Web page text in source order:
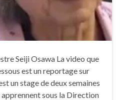
Seiji Osawa La video que
est un reportage sur
un stage de deux semaines
sous la Direction